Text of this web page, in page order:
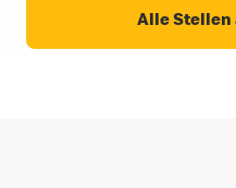
Alle Stellen